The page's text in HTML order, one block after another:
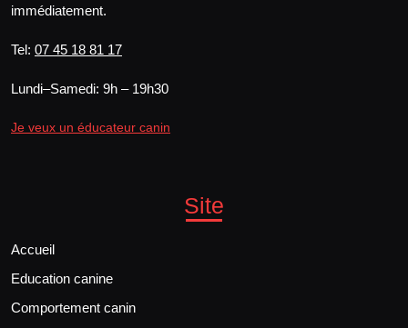
immédiatement.
Tel: 07 45 18 81 17
Lundi–Samedi: 9h – 19h30
Je veux un éducateur canin
Site
Accueil
Education canine
Comportement canin